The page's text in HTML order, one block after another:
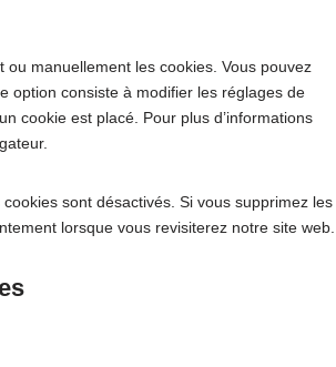
manuellement les cookies. Vous pouvez
option consiste à modifier les réglages de
cookie est placé. Pour plus d’informations
sont désactivés. Si vous supprimez les
lorsque vous revisiterez notre site web.